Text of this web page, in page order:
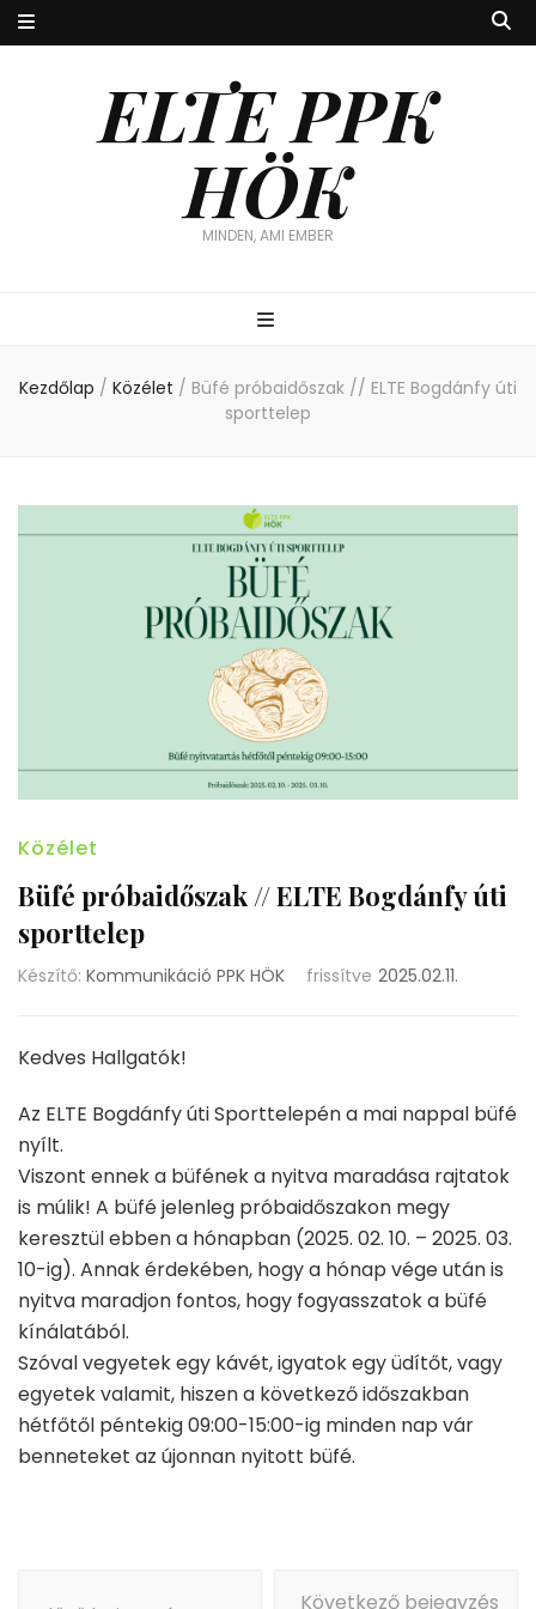
ELTE PPK
HÖK
MINDEN, AMI EMBER
Kezdőlap / Közélet / Büfé próbaidőszak // ELTE Bogdánfy úti
sporttelep
Közélet
Büfé próbaidőszak // ELTE Bogdánfy úti
sporttelep
Készítő: Kommunikáció PPK HÖK frissítve 2025.02.11.
Kedves Hallgatók!
Az ELTE Bogdánfy úti Sporttelepén a mai nappal büfé
nyílt.
Viszont ennek a büfének a nyitva maradása rajtatok
is múlik! A büfé jelenleg próbaidőszakon megy
keresztül ebben a hónapban (2025. 02. 10. – 2025. 03.
10-ig). Annak érdekében, hogy a hónap vége után is
nyitva maradjon fontos, hogy fogyasszatok a büfé
kínálatából.
Szóval vegyetek egy kávét, igyatok egy üdítőt, vagy
egyetek valamit, hiszen a következő időszakban
hétfőtől péntekig 09:00-15:00-ig minden nap vár
benneteket az újonnan nyitott büfé.
Következő bejegyzés